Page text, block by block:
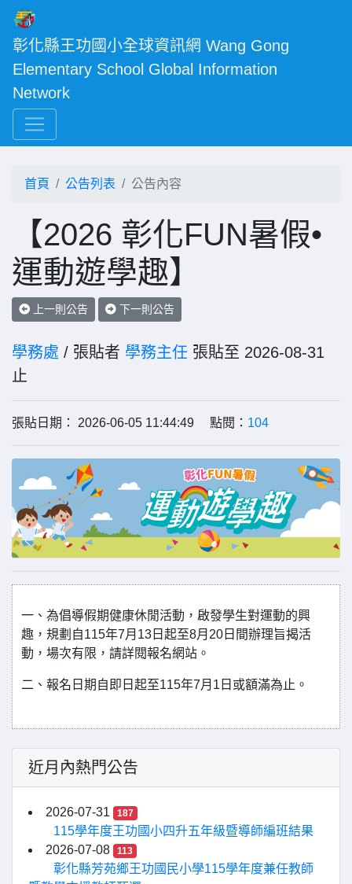
彰化縣王功國小全球資訊網 Wang Gong
Elementary School Global Information
Network
首頁 公告列表 公告內容
【2026 彰化FUN暑假•
運動遊學趣】
上一則公告 下一則公告
學務處 / 張貼者 學務主任 張貼至 2026-08-31
止
張貼日期： 2026-06-05 11:44:49 點閱： 104
一、為倡導假期健康休閒活動，啟發學生對運動的興
趣，規劃自115年7月13日起至8月20日間辦理旨揭活
動，場次有限，請詳閱報名網站。
二、報名日期自即日起至115年7月1日或額滿為止。
近月內熱門公告
2026-07-31 187
115學年度王功國小四升五年級暨導師編班結果
2026-07-08
113
彰化縣芳苑鄉王功國民小學115學年度兼任教師